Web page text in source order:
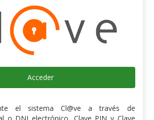
Acceder
el sistema Cl@ve a través de